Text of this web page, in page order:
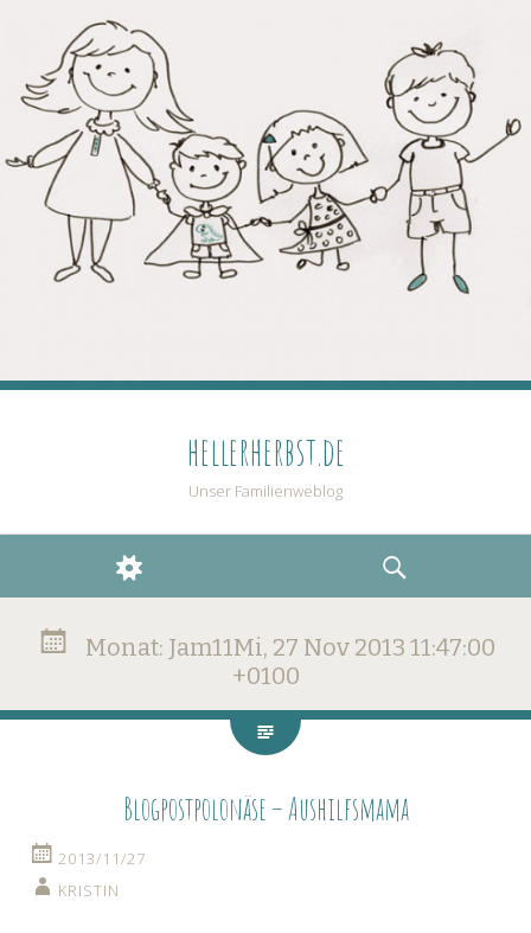
hellerherbst.de
Unser Familienweblog
WIDGETS
Monat: Jam11Mi, 27 Nov 2013 11:47:00
+0100
Blogpostpolonäse – Aushilfsmama
2013/11/27
KRISTIN